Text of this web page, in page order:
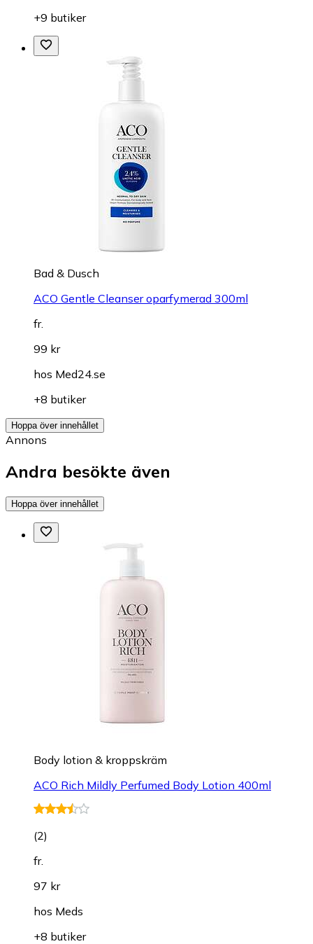
+9 butiker
Bad & Dusch
ACO Gentle Cleanser oparfymerad 300ml
fr.
99 kr
hos Med24.se
+8 butiker
Hoppa över innehållet
Annons
Andra besökte även
Hoppa över innehållet
Body lotion & kroppskräm
ACO Rich Mildly Perfumed Body Lotion 400ml
(2)
fr.
97 kr
hos Meds
+8 butiker